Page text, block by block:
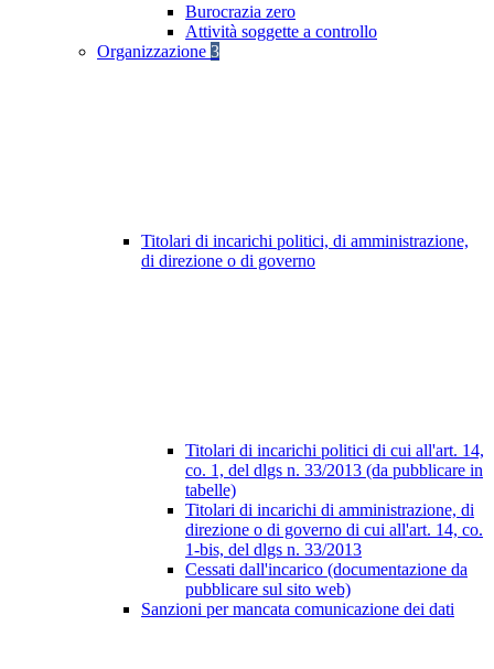
Burocrazia zero
Attività soggette a controllo
Organizzazione 3
Titolari di incarichi politici, di amministrazione,
di direzione o di governo
Titolari di incarichi politici di cui all'art. 14,
co. 1, del dlgs n. 33/2013 (da pubblicare in
tabelle)
Titolari di incarichi di amministrazione, di
direzione o di governo di cui all'art. 14, co.
1-bis, del dlgs n. 33/2013
Cessati dall'incarico (documentazione da
pubblicare sul sito web)
Sanzioni per mancata comunicazione dei dati